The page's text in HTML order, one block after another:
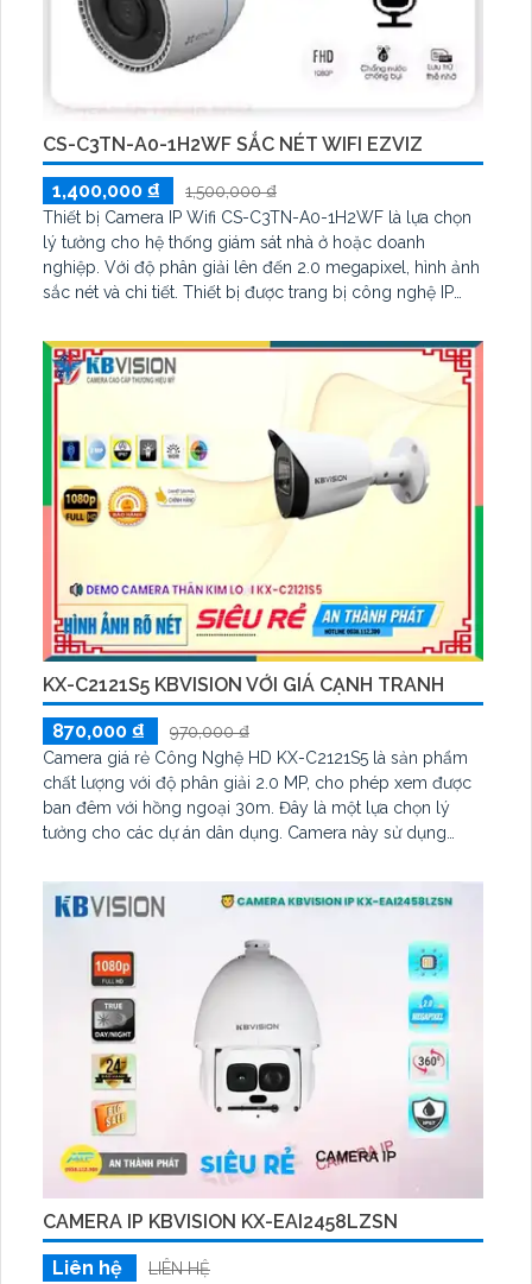
CS-C3TN-A0-1H2WF SẮC NÉT WIFI EZVIZ
1,400,000 ₫
1,500,000 ₫
Thiết bị Camera IP Wifi CS-C3TN-A0-1H2WF là lựa chọn
lý tưởng cho hệ thống giám sát nhà ở hoặc doanh
nghiệp. Với độ phân giải lên đến 2.0 megapixel, hình ảnh
sắc nét và chi tiết. Thiết bị được trang bị công nghệ IP
cách thuận tiện
KX-C2121S5 KBVISION VỚI GIÁ CẠNH TRANH
870,000 ₫
970,000 ₫
Camera giá rẻ Công Nghệ HD KX-C2121S5 là sản phẩm
chất lượng với độ phân giải 2.0 MP, cho phép xem được
ban đêm với hồng ngoại 30m. Đây là một lựa chọn lý
tưởng cho các dự án dân dụng. Camera này sử dụng
hiệu suất ổn định và tin cậy
CAMERA IP KBVISION KX-EAI2458LZSN
Liên hệ
LIÊN HỆ